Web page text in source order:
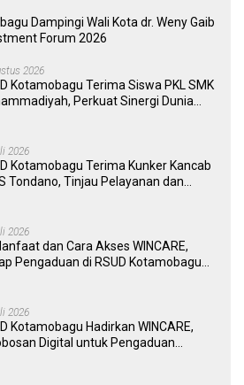
Dampingi Wali Kota dr. Weny Gaib
Forum 2026
2026
Kotamobagu Terima Siswa PKL SMK
Perkuat Sinergi Dunia
2026
Kotamobagu Terima Kunker Kancab
Tondano, Tinjau Pelayanan dan
2026
dan Cara Akses WINCARE,
Pengaduan di RSUD Kotamobagu
2026
Kotamobagu Hadirkan WINCARE,
Digital untuk Pengaduan